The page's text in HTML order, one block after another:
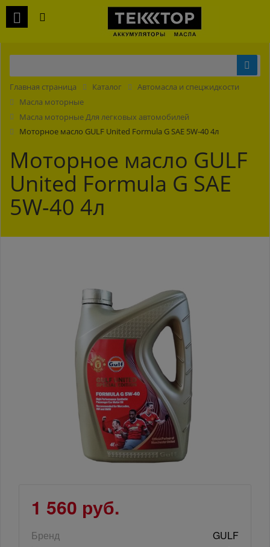
Главная страница Каталог
Автомасла и спецжидкости
Масла моторные
Масла моторные Для легковых автомобилей
Моторное масло GULF United Formula G SAE 5W-40 4л
Моторное масло GULF
United Formula G SAE
5W-40 4л
1 560 руб.
Бренд
GULF